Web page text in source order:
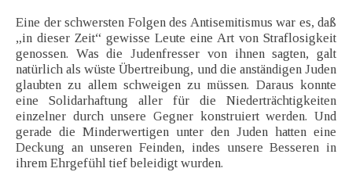
Eine der schwersten Folgen des Antisemitismus war es, daß
„in dieser Zeit“ gewisse Leute eine Art von Straflosigkeit
genossen. Was die Judenfresser von ihnen sagten, galt
natürlich als wüste Übertreibung, und die anständigen Juden
glaubten zu allem schweigen zu müssen. Daraus konnte
eine Solidarhaftung aller für die Niederträchtigkeiten
einzelner durch unsere Gegner konstruiert werden. Und
gerade die Minderwertigen unter den Juden hatten eine
Deckung an unseren Feinden, indes unsere Besseren in
ihrem Ehrgefühl tief beleidigt wurden.